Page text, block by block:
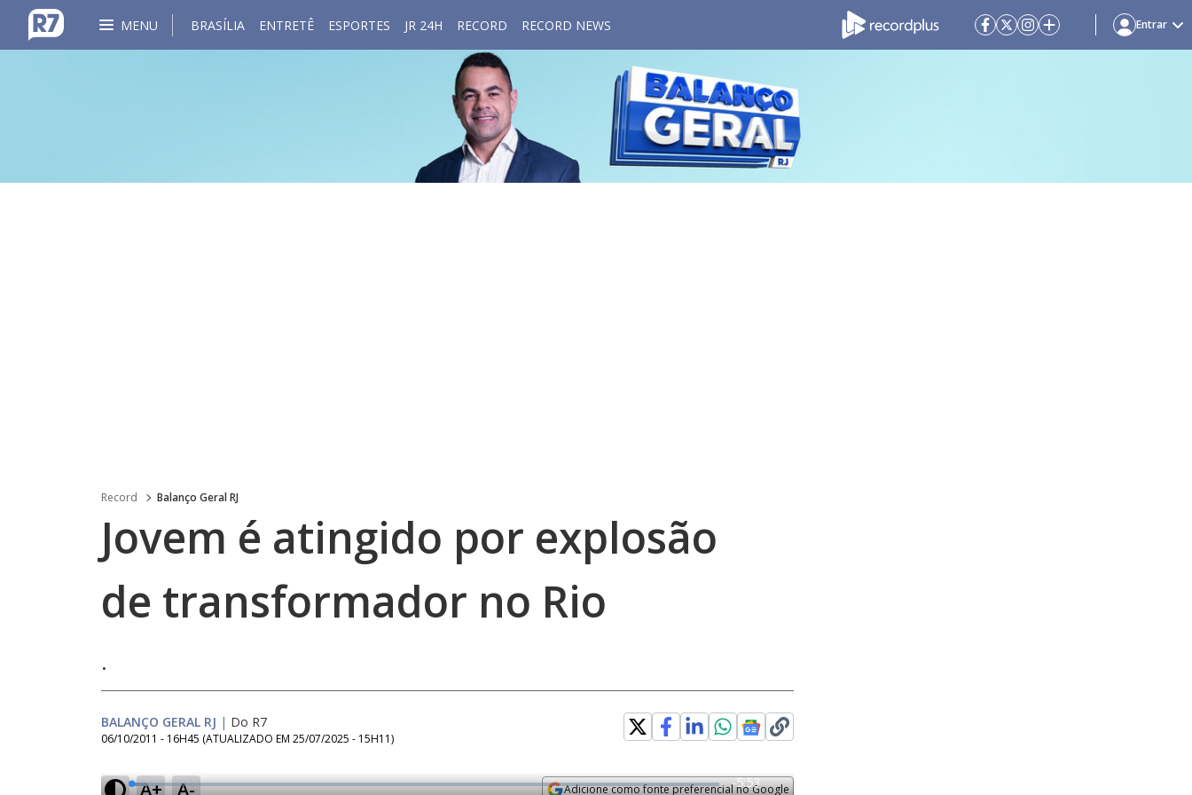
MENU BRASÍLIA ENTRETÊ ESPORTES JR 24H RECORD RECORD NEWS Entrar
Record Balanço Geral RJ
Jovem é atingido por explosão
de transformador no Rio
.
BALANÇO GERAL RJ | Do R7
06/10/2011 - 16H45 (ATUALIZADO EM 25/07/2025 - 15H11)
A+ A- Adicione como fonte preferencial no Google
L
R
-5:53